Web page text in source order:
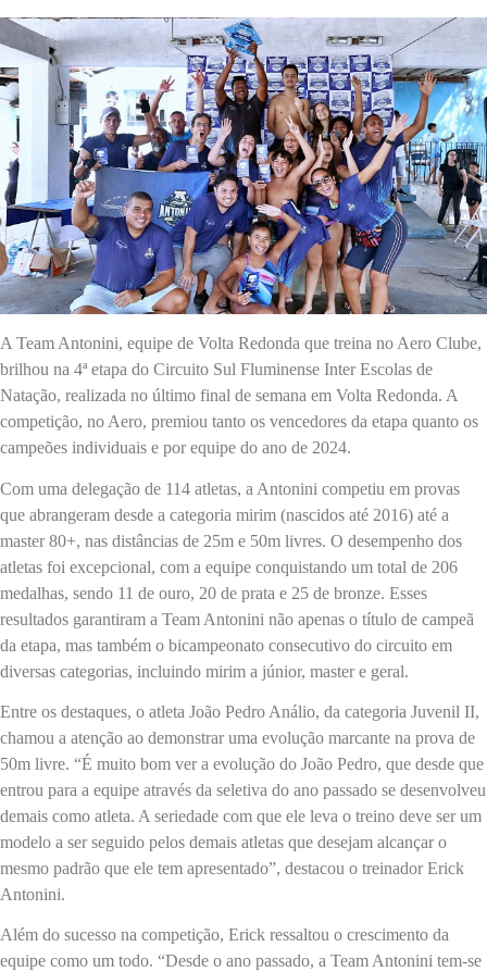
A Team Antonini, equipe de Volta Redonda que treina no Aero Clube,
brilhou na 4ª etapa do Circuito Sul Fluminense Inter Escolas de
Natação, realizada no último final de semana em Volta Redonda. A
competição, no Aero, premiou tanto os vencedores da etapa quanto os
campeões individuais e por equipe do ano de 2024.
Com uma delegação de 114 atletas, a Antonini competiu em provas
que abrangeram desde a categoria mirim (nascidos até 2016) até a
master 80+, nas distâncias de 25m e 50m livres. O desempenho dos
atletas foi excepcional, com a equipe conquistando um total de 206
medalhas, sendo 11 de ouro, 20 de prata e 25 de bronze. Esses
resultados garantiram a Team Antonini não apenas o título de campeã
da etapa, mas também o bicampeonato consecutivo do circuito em
diversas categorias, incluindo mirim a júnior, master e geral.
Entre os destaques, o atleta João Pedro Análio, da categoria Juvenil II,
chamou a atenção ao demonstrar uma evolução marcante na prova de
50m livre. “É muito bom ver a evolução do João Pedro, que desde que
entrou para a equipe através da seletiva do ano passado se desenvolveu
demais como atleta. A seriedade com que ele leva o treino deve ser um
modelo a ser seguido pelos demais atletas que desejam alcançar o
mesmo padrão que ele tem apresentado”, destacou o treinador Erick
Antonini.
Além do sucesso na competição, Erick ressaltou o crescimento da
equipe como um todo. “Desde o ano passado, a Team Antonini tem-se